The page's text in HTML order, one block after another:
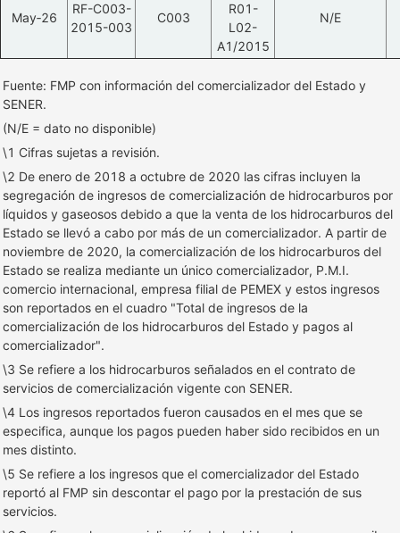
May‑26
RF-C003-
2015-003
C003
R01-
L02-
A1/2015
N/E
Fuente: FMP con información del comercializador del Estado y
SENER.
(N/E = dato no disponible)
\1 Cifras sujetas a revisión.
\2 De enero de 2018 a octubre de 2020 las cifras incluyen la
segregación de ingresos de comercialización de hidrocarburos por
líquidos y gaseosos debido a que la venta de los hidrocarburos del
Estado se llevó a cabo por más de un comercializador. A partir de
noviembre de 2020, la comercialización de los hidrocarburos del
Estado se realiza mediante un único comercializador, P.M.I.
comercio internacional, empresa filial de PEMEX y estos ingresos
son reportados en el cuadro "Total de ingresos de la
comercialización de los hidrocarburos del Estado y pagos al
comercializador".
\3 Se refiere a los hidrocarburos señalados en el contrato de
servicios de comercialización vigente con SENER.
\4 Los ingresos reportados fueron causados en el mes que se
especifica, aunque los pagos pueden haber sido recibidos en un
mes distinto.
\5 Se refiere a los ingresos que el comercializador del Estado
reportó al FMP sin descontar el pago por la prestación de sus
servicios.